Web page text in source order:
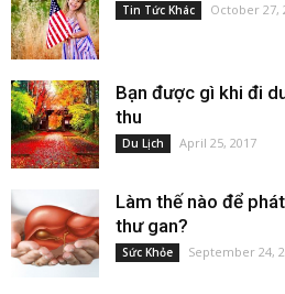
Tin Tức Khác October 27,
Bạn được gì khi đi
thu
Du Lịch April 25, 2017
Làm thế nào để
thư gan?
Sức Khỏe September 24,